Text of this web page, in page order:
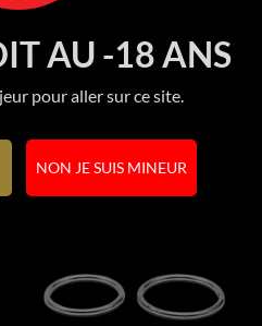
AU -18 ANS
pour aller sur ce site.
NON JE SUIS MINEUR
Rupture de stock